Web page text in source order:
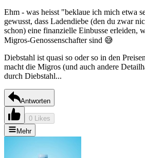
Ehm - was heisst "beklaue ich mich etwa
gewusst, dass Ladendiebe (den du zwar
schon) eine finanzielle Einbusse erleiden,
Migros-Genossenschafter sind 😅
Diebstahl ist quasi so oder so in den
macht die Migros (und auch andere
durch Diebstahl...
Antworten
0 Likes
Mehr